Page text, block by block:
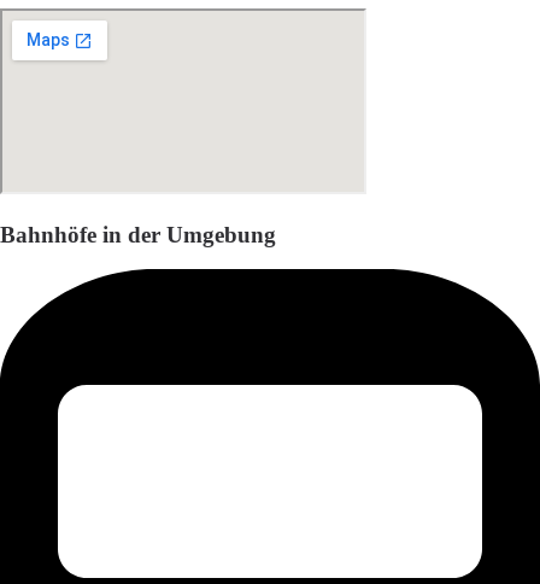
Bahnhöfe in der Umgebung